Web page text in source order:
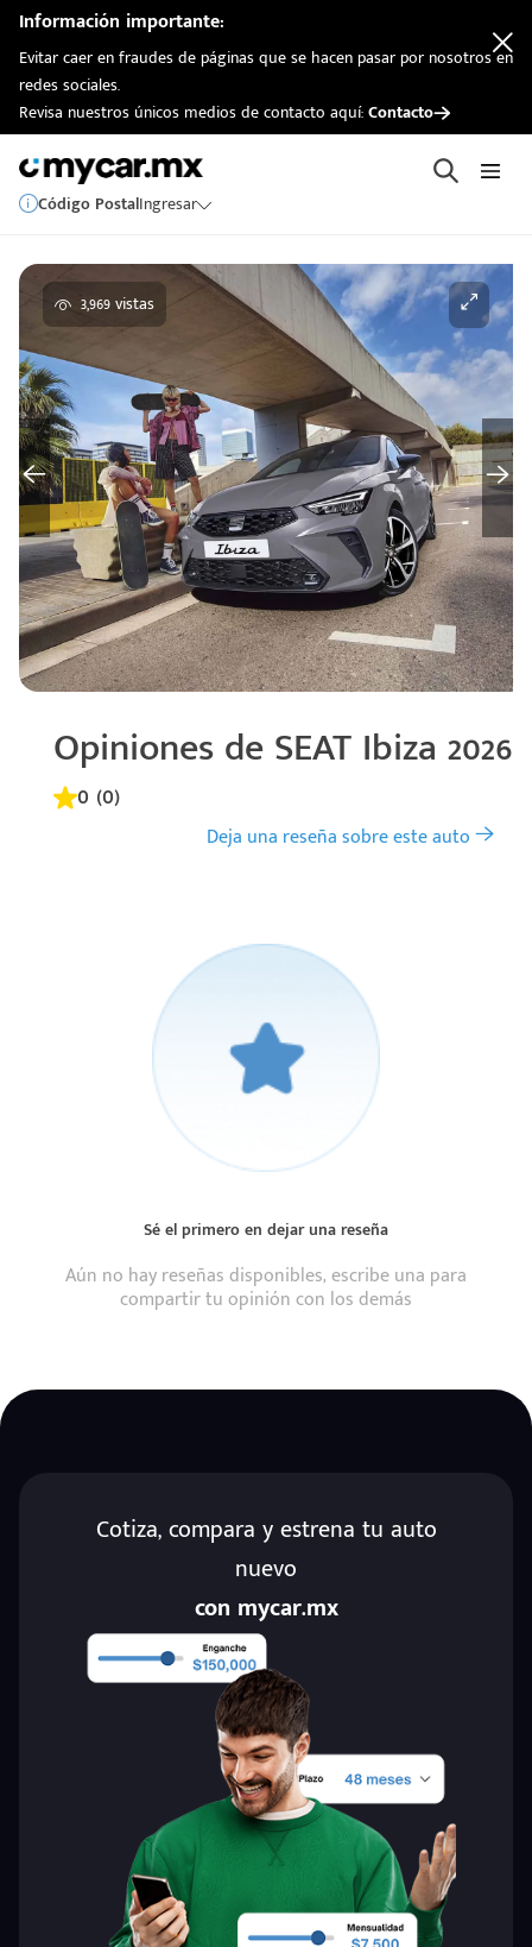
Información importante:
Evitar caer en fraudes de páginas que se hacen pasar por nosotros en
redes sociales.
Revisa nuestros únicos medios de contacto aquí:Contacto
Código PostalIngresar
Ingresar
3,969 vistas
Opiniones de SEAT Ibiza 2026
0 (0)
Deja una reseña sobre este auto
Sé el primero en dejar una reseña
Aún no hay reseñas disponibles, escribe una para
compartir tu opinión con los demás
Cotiza, compara y estrena tu auto
nuevo
con mycar.mx